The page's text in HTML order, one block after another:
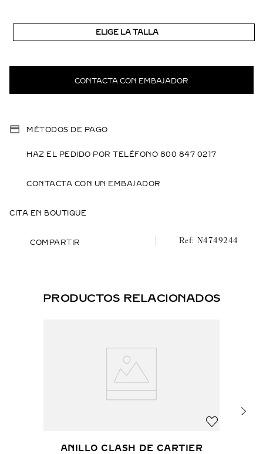
ELIGE LA TALLA
CONTACTA CON EMBAJADOR
MÉTODOS DE PAGO
HAZ EL PEDIDO POR TELÉFONO 800 847 0217
CONTACTA CON UN EMBAJADOR
CITA EN BOUTIQUE
COMPARTIR N4749244
PRODUCTOS RELACIONADOS
ANILLO CLASH DE CARTIER